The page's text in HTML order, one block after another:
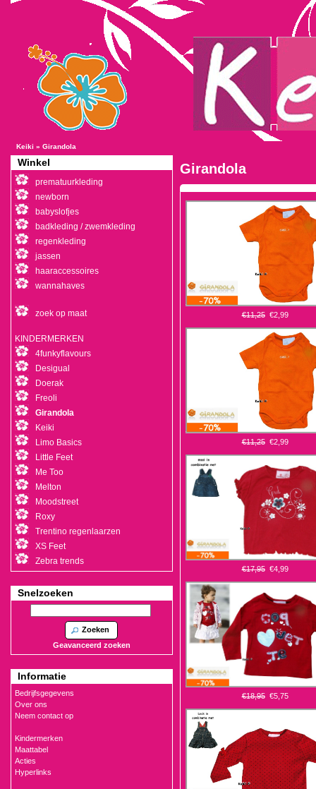
Keiki » Girandola
Girandola
€11,25 €2,99
€11,25 €2,99
€17,95 €4,99
€18,95 €5,75
Winkel
prematuurkleding
newborn
babyslofjes
badkleding / zwemkleding
regenkleding
jassen
haaraccessoires
wannahaves
zoek op maat
KINDERMERKEN
4funkyflavours
Desigual
Doerak
Freoli
Girandola
Keiki
Limo Basics
Little Feet
Me Too
Melton
Moodstreet
Roxy
Trentino regenlaarzen
XS Feet
Zebra trends
Snelzoeken
Zoeken
Geavanceerd zoeken
Informatie
Bedrijfsgegevens
Over ons
Neem contact op
Kindermerken
Maattabel
Acties
Hyperlinks